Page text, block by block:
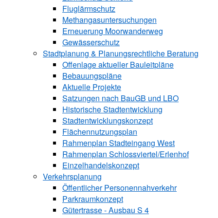
Fluglärmschutz
Methangasuntersuchungen
Erneuerung Moorwanderweg
Gewässerschutz
Stadtplanung & Planungsrechtliche Beratung
Offenlage aktueller Bauleitpläne
Bebauungspläne
Aktuelle Projekte
Satzungen ­nach BauGB und LBO
Historische Stadtentwicklung
Stadtentwicklungskonzept
Flächennutzungsplan
Rahmenplan Stadteingang West
Rahmenplan Schlossviertel/Erlenhof
Einzelhandelskonzept
Verkehrsplanung
Öffentlicher Personennahverkehr
Parkraumkonzept
Gütertrasse - Ausbau S 4